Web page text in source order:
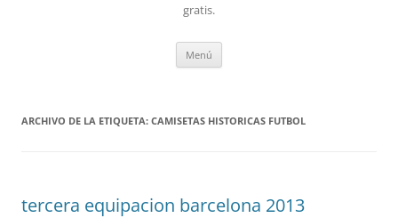
gratis.
Menú
ARCHIVO DE LA ETIQUETA: CAMISETAS HISTORICAS FUTBOL
tercera equipacion barcelona 2013